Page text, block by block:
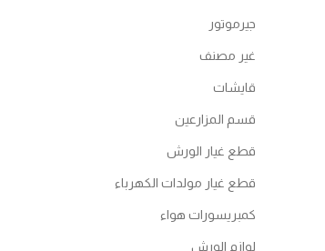
جيرموتور
غير مصنف
قايشات
قسم المزارعين
قطع غيار الورش
قطع غيار مولدات الكهرباء
كمبريسورات هواء
لوازم الورش